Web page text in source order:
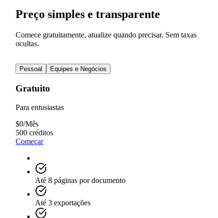
Preço simples e transparente
Comece gratuitamente, atualize quando precisar. Sem taxas
ocultas.
Pessoal Equipes e Negócios
Gratuito
Para entusiastas
$0/Mês
500 créditos
Começar
Até 8 páginas por documento
Até 3 exportações